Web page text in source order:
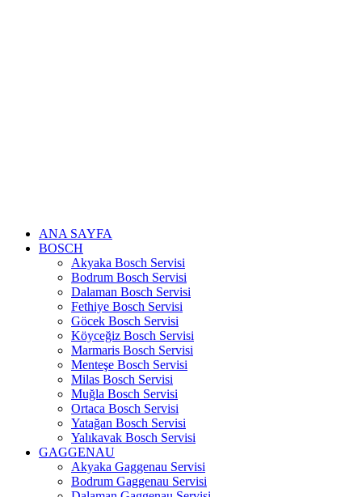
ANA SAYFA
BOSCH
Akyaka Bosch Servisi
Bodrum Bosch Servisi
Dalaman Bosch Servisi
Fethiye Bosch Servisi
Göcek Bosch Servisi
Köyceğiz Bosch Servisi
Marmaris Bosch Servisi
Menteşe Bosch Servisi
Milas Bosch Servisi
Muğla Bosch Servisi
Ortaca Bosch Servisi
Yatağan Bosch Servisi
Yalıkavak Bosch Servisi
GAGGENAU
Akyaka Gaggenau Servisi
Bodrum Gaggenau Servisi